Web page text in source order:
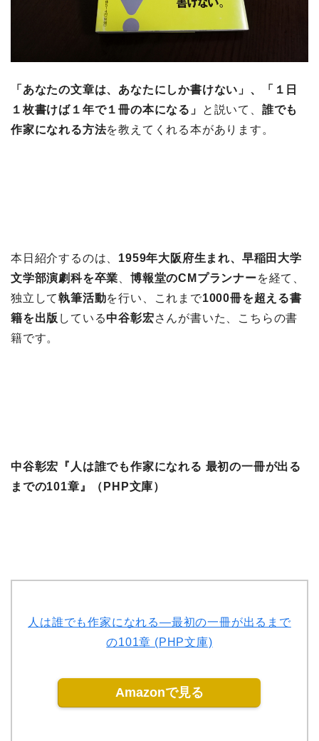
「あなたの文章は、あなたにしか書けない」、「１日
１枚書けば１年で１冊の本になる」
と説いて、 誰でも
作家になれる方法を教えてくれる本があります。
本日紹介するのは、 1959年大阪府生まれ、早稲田大学
文学部演劇科を卒業 、博報堂のCMプランナーを経て、
独立して執筆活動を行い、これまで1000冊を超える書
籍を出版 している中谷彰宏さんが書いた、こちらの書
籍です。
中谷彰宏『人は誰でも作家になれる 最初の一冊が出る
までの101章』（PHP文庫）
人は誰でも作家になれる―最初の一冊が出るまで
の101章 (PHP文庫)
Amazonで見る